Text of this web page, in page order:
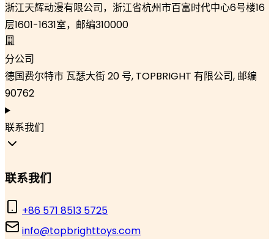
浙江天辉动漫有限公司，浙江省杭州市百富时代中心6号楼16
层1601-1631室，邮编310000
分公司
德国费尔特市 瓦瑟大街 20 号, TOPBRIGHT 有限公司, 邮编
90762
联系我们
联系我们
+86 571 8513 5725
info@topbrighttoys.com